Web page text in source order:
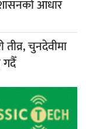
आधार
तीव्र, चुनदेवीमा
गदैँ